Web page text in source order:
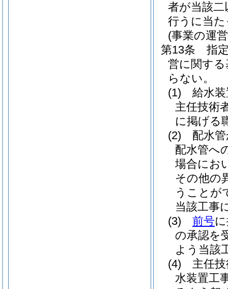
者が当該
行うに当
(事業の運
第13条
指
営に関す
らない。
(1)
給水
主任技術
に掲げる
(2)
配水
配水管へ
場合にお
その他の
うことが
当該工事
(3)
前号
の承認を
よう当該
(4)
主任
水装置工